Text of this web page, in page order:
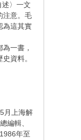
〉一文
注意。毛
為這其實
一書，
資料。
月上海解
編輯、
年至